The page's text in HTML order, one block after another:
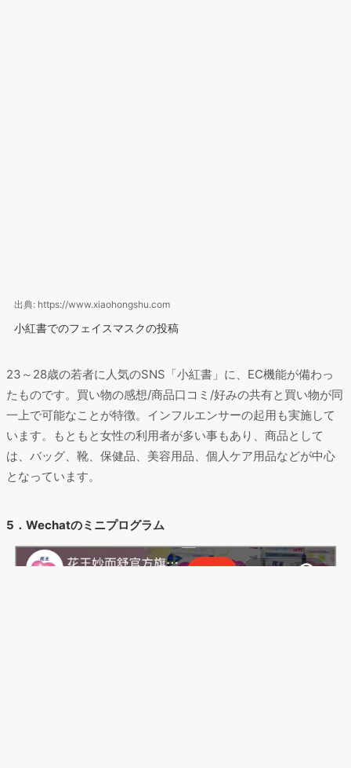
出典: https://www.xiaohongshu.com
小紅書でのフェイスマスクの投稿
23～28歳の若者に人気のSNS「小紅書」に、EC機能が備わっ
たものです。買い物の感想/商品口コミ/好みの共有と買い物が同
一上で可能なことが特徴。インフルエンサーの起用も実施して
います。もともと女性の利用者が多い事もあり、商品として
は、バッグ、靴、保健品、美容用品、個人ケア用品などが中心
となっています。
5．Wechatのミニプログラム